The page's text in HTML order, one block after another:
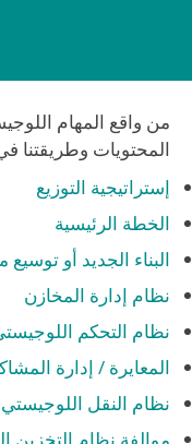
من واقع المهام
المحتويات وطريقتنا
إستراتيجية التوزيع
الخطة الرئيسية
البناء الجديد أو
نظام إدارة المخازن
نظام التحكم
المعايرة / إدارة
نظام النقل اللوجيستي